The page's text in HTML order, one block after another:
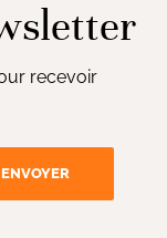
recevoir
ENVOYER